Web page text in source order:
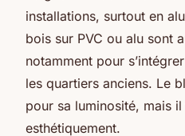
installations, surtout en
bois sur PVC ou alu sont
notamment pour
les quartiers anciens. Le
pour sa luminosité, mais
esthétiquement.